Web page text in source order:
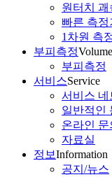
원터치 괘
빠른 측
1차원 측
부피측정
부피측정
서비스Service
서비스 네
일반적인
온라인 문
자료실
정보Information
공지/뉴스